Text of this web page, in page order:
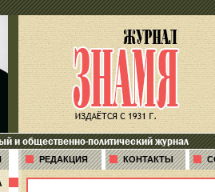
и общественно-политический журнал
РЕДАКЦИЯ КОНТАКТЫ